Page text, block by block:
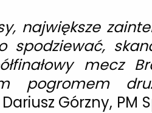
największe
spodziewać,
mecz
pogromem
Górzny, PM